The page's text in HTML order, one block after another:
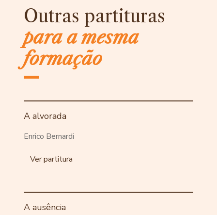
Outras partituras
para a mesma
formação
A alvorada
Enrico Bernardi
Ver partitura
A ausência